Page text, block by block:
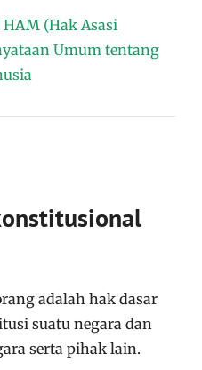
(Hak Asasi
Umum tentang
adalah hak dasar
suatu negara dan
serta pihak lain.